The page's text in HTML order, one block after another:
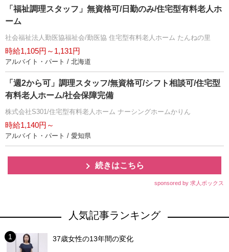
「福祉調理スタッフ」無資格可/日勤のみ/住宅型有料老人ホ
ーム
社会福祉法人勤医協福祉会/勤医協 住宅型有料老人ホーム たんねの里
時給1,105円～1,131円
アルバイト・パート / 北海道
「週2から可」調理スタッフ/無資格可/シフト相談可/住宅型
有料老人ホーム/社会保障完備
株式会社S301/住宅型有料老人ホーム ナーシングホームかりん
時給1,140円～
アルバイト・パート / 愛知県
続きはこちら
sponsored by 求人ボックス
人気記事ランキング
37歳女性の13年間の変化